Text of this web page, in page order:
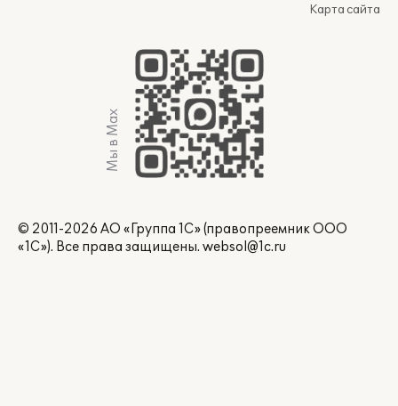
Карта сайта
Мы в Max
© 2011-2026 АО «Группа 1С» (правопреемник ООО
«1С»). Все права защищены. websol@1c.ru